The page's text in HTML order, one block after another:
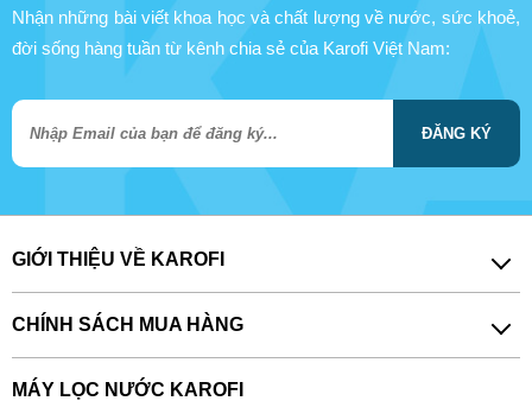
Nhận những bài viết khoa học và chất lượng về nước, sức khoẻ,
đời sống hàng tuần từ kênh chia sẻ của Karofi Việt Nam:
ĐĂNG KÝ
GIỚI THIỆU VỀ KAROFI
CHÍNH SÁCH MUA HÀNG
MÁY LỌC NƯỚC KAROFI